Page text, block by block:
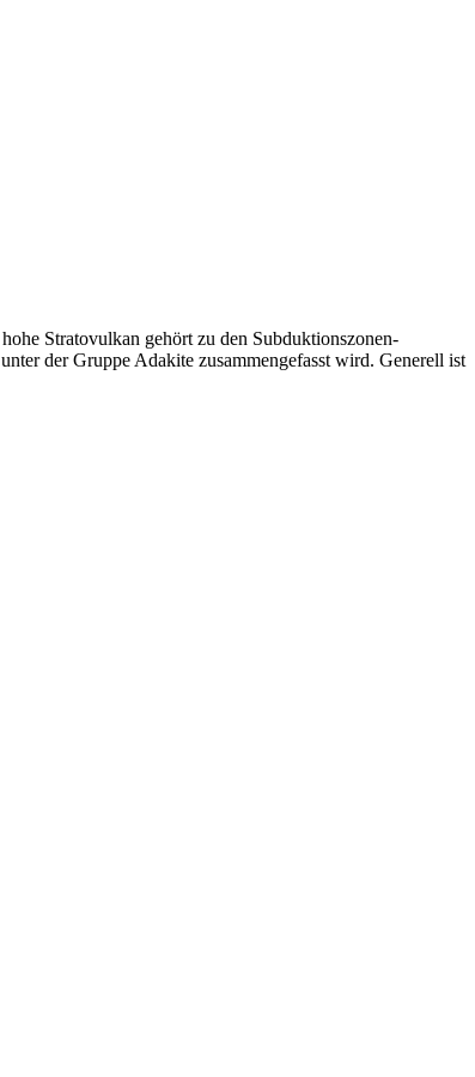
Stratovulkan gehört zu den Subduktionszonen-
der Gruppe Adakite zusammengefasst wird. Generell ist